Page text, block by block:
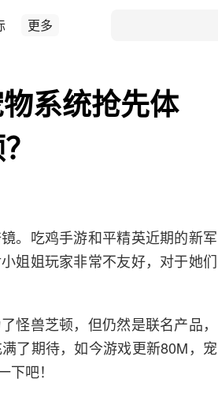
更多
系统抢先体
。吃鸡手游和平精英近期的新军
姐姐玩家非常不友好，对于她们
怪兽芝顿，但仍然是联名产品，
了期待，如今游戏更新80M，宠
吧！